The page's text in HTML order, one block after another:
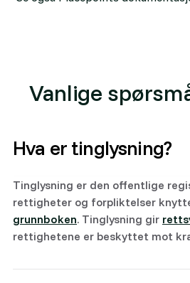
Vanlige
Hva er tinglysning?
Tinglysning er den offentlige
rettigheter og forpliktelser
grunnboken. Tinglysning gir
rettighetene er beskyttet mot